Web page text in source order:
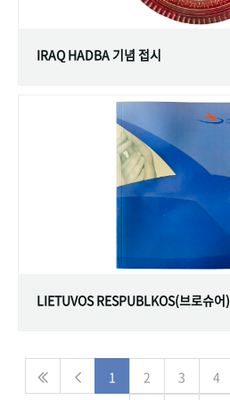
IRAQ HADBA 기념 접시
LIETUVOS RESPUBLKOS(브로슈어)
1 2 3 4